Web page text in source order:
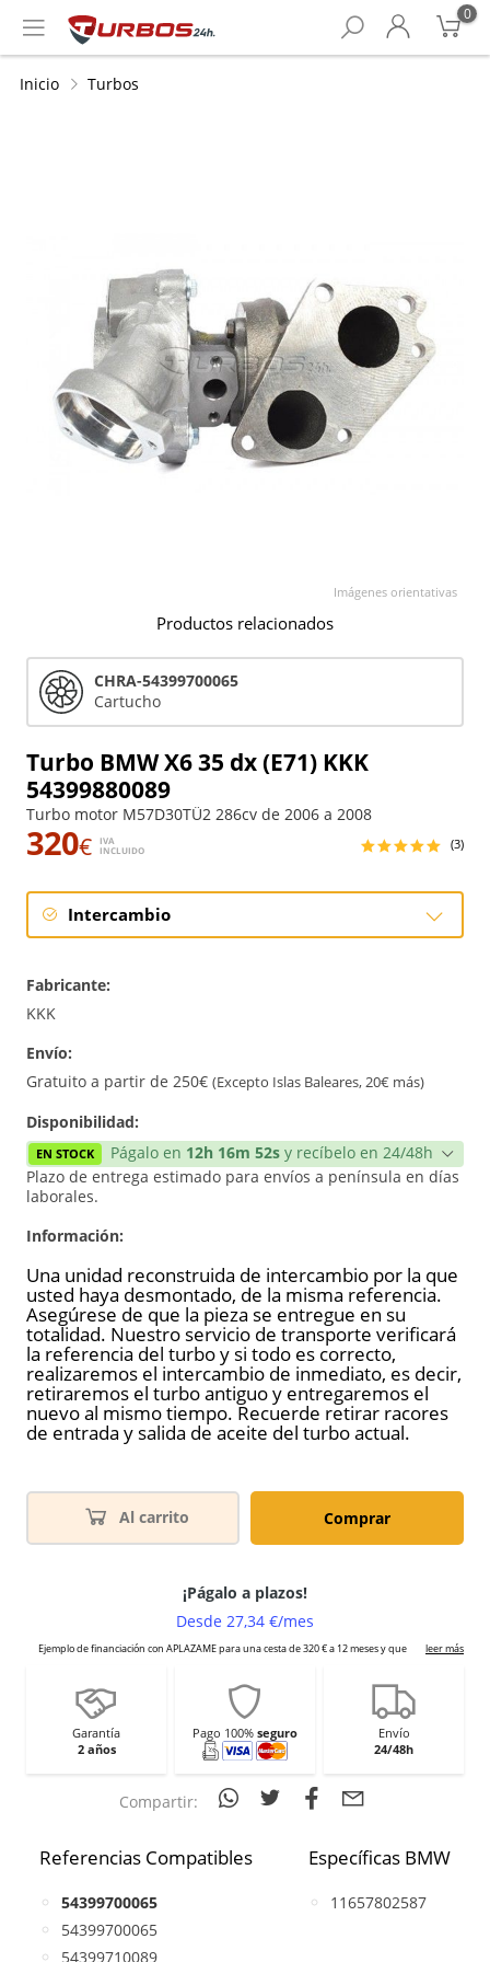
0
Inicio Turbos
Turbo BMW X6 35 dx (E71) KKK
54399880089
Turbo motor M57D30TÜ2 286cv de 2006 a 2008
320€
IVA
INCLUIDO
(3)
Intercambio
Fabricante:
KKK
Envío:
Gratuito a partir de 250€ (Excepto Islas Baleares, 20€ más)
Disponibilidad:
EN STOCK Págalo en 12h 16m 52s y recíbelo en 24/48h
Plazo de entrega estimado para envíos a península en días
laborales.
Información:
Una unidad reconstruida de intercambio por la que
usted haya desmontado, de la misma referencia.
Asegúrese de que la pieza se entregue en su
totalidad. Nuestro servicio de transporte verificará
la referencia del turbo y si todo es correcto,
realizaremos el intercambio de inmediato, es decir,
retiraremos el turbo antiguo y entregaremos el
nuevo al mismo tiempo. Recuerde retirar racores
de entrada y salida de aceite del turbo actual.
Al carrito Comprar
Garantía
2 años
Pago 100% seguro
Envío
24/48h
Compartir:
Imágenes orientativas
Productos relacionados
CHRA-54399700065
Cartucho
Referencias Compatibles
54399700065
54399700065
54399710089
Específicas BMW
11657802587